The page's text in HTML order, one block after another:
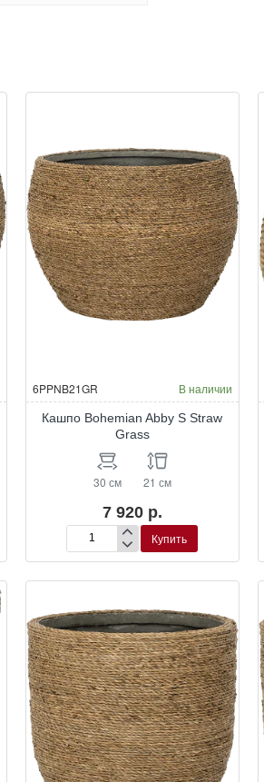
6PPNB21GR В наличии
Кашпо Bohemian Abby S Straw
Grass
30 см 21 см
7 920 р.
Кашпо
Bohemian
Abby
Straw
Grass
Купить